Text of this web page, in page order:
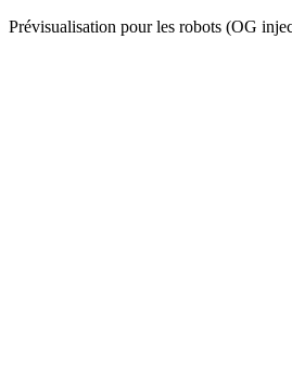
Prévisualisation pour les robots (OG